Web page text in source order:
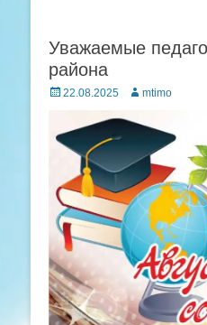
Уважаемые
района
Posted
22.08.2025 Author
mtimo